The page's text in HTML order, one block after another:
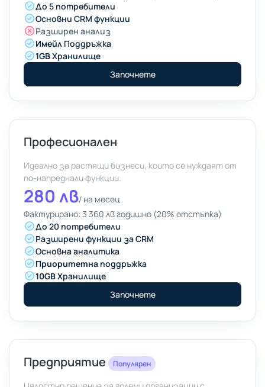
До 5 потребители
Основни CRM функции
Разширен анализ
Имейл Поддръжка
1GBХранилище
Започнете
Професионален
Идеално за растящи бизнеси, които се нуждаят от
по-напреднали функции.
280 лв/ на месец
Фактурирано: 3 360 лв годишно (20% отстъпка)
До 20 потребители
Разширени функции за CRM
Основна аналитика
Приоритетна поддръжка
10GBХранилище
Започнете
Предприятие Популярен